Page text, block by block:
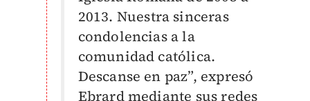
2013. Nuestra sinceras
condolencias a la
comunidad católica.
Descanse en paz”, expresó
Ebrard mediante sus redes